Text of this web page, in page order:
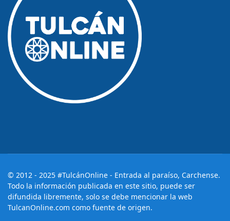
© 2012 - 2025 #TulcánOnline - Entrada al paraíso, Carchense.
Todo la información publicada en este sitio, puede ser
difundida libremente, solo se debe mencionar la web
TulcanOnline.com como fuente de origen.